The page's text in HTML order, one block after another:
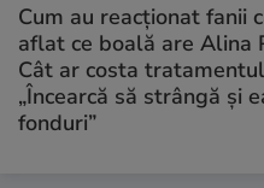
Cum au reacționat fanii
aflat ce boală are Alina
Cât ar costa
„Încearcă să strângă și
fonduri”